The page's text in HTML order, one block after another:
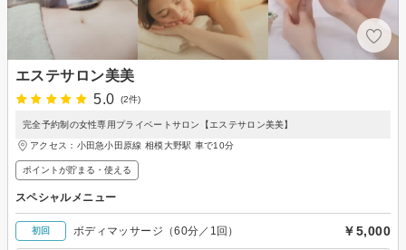
エステサロン美美
5.0
(2件)
完全予約制の女性専用プライベートサロン【エステサロン美美】
アクセス：小田急小田原線 相模大野駅 車で10分
ポイントが貯まる・使える
スペシャルメニュー
初回 ボディマッサージ（60分／1回） ￥5,000